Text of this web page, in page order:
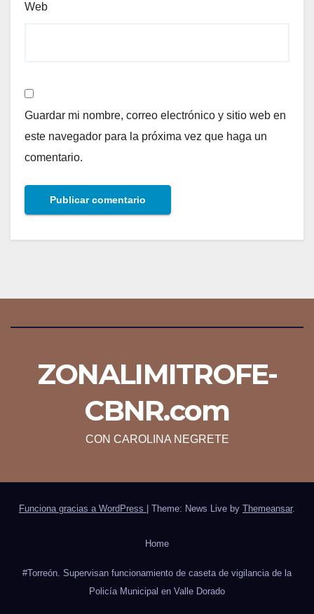
Web
Guardar mi nombre, correo electrónico y sitio web en
este navegador para la próxima vez que haga un
comentario.
ZONALIMITROFE-
CBNR.com
CON CAROLINA NEGRETE
Funciona gracias a WordPress Theme: News Live by Themeansar.
Home
#Torreón. Supervisan funcionamiento de caseta de vigilancia de la
Policía Municipal en Valle Dorado